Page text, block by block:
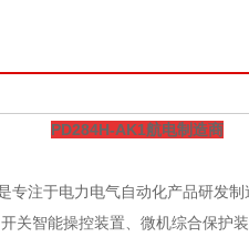
PD284H-AK1航电制造商
专注于电力电气自动化产品研发
关智能操控装置、微机综合保护